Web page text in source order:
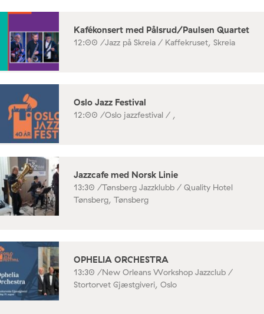
Kafékonsert med Pålsrud/Paulsen Quartet
12:00 /Jazz på Skreia / Kaffekruset, Skreia
Oslo Jazz Festival
12:00 /Oslo jazzfestival / ,
Jazzcafe med Norsk Linie
13:30 /Tønsberg Jazzklubb / Quality Hotel
Tønsberg, Tønsberg
OPHELIA ORCHESTRA
13:30 /New Orleans Workshop Jazzclub /
Stortorvet Gjæstgiveri, Oslo